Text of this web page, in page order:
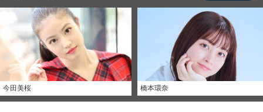
今田美桜 橋本環奈